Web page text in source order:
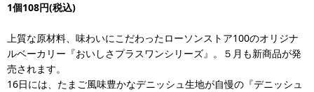
1個108円(税込)
上質な原材料、味わいにこだわったローソンストア100のオリジナ
ルベーカリー『おいしさプラスワンシリーズ』。５月も新商品が発
売されます。
16日には、たまご風味豊かなデニッシュ生地が自慢の『デニッシュ